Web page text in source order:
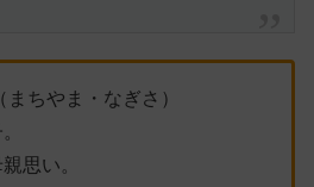
（まちやま・なぎさ）
思い。